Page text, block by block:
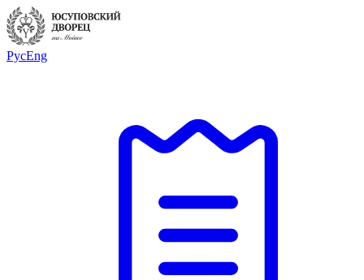
РусEng